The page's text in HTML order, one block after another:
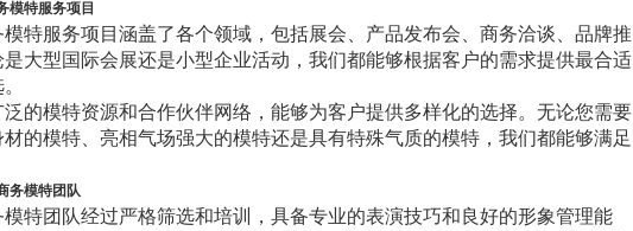
模特服务项目
特服务项目涵盖了各个领域，包括展会、产品发布会、商务洽谈、品牌推
是大型国际会展还是小型企业活动，我们都能够根据客户的需求提供最合适
的模特资源和合作伙伴网络，能够为客户提供多样化的选择。无论您需要
材的模特、亮相气场强大的模特还是具有特殊气质的模特，我们都能够满足
务模特团队
特团队经过严格筛选和培训，具备专业的表演技巧和良好的形象管理能